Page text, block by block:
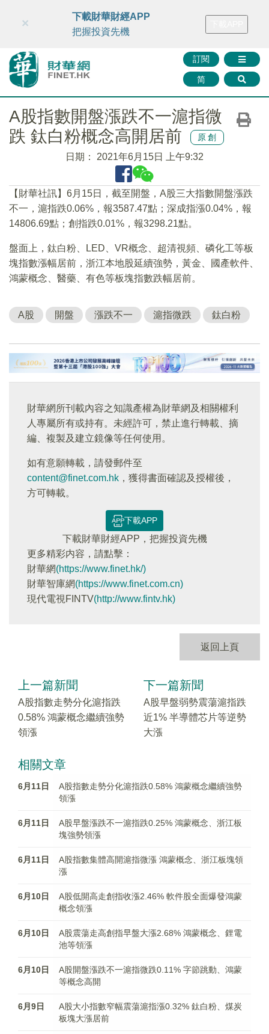
財華智庫網 FINTV FINMETA 財華證券 媒體矩陣
訂閱
简
×
下載財華財經APP
把握投資先機
A股指數開盤漲跌不一滬指微
跌 鈦白粉概念高開居前
原創
日期： 2021年6月15日 上午9:32
【財華社訊】6月15日，截至開盤，A股三大指數開盤漲跌
不一，滬指跌0.06%，報3587.47點；深成指漲0.04%，報
14806.69點；創指跌0.01%，報3298.21點。
盤面上，鈦白粉、LED、VR概念、超清視頻、磷化工等板
塊指數漲幅居前，浙江本地股延續強勢，黃金、國產軟件、
鴻蒙概念、醫藥、有色等板塊指數跌幅居前。
A股 開盤 漲跌不一 滬指微跌 鈦白粉
財華網所刊載內容之知識產權為財華網及相關權利
人專屬所有或持有。未經許可，禁止進行轉載、摘
編、複製及建立鏡像等任何使用。
如有意願轉載，請發郵件至
content@finet.com.hk ，獲得書面確認及授權後，
方可轉載。
下載APP
下載財華財經APP，把握投資先機
更多精彩内容，請點擊：
財華網(https://www.finet.hk/)
財華智庫網(https://www.finet.com.cn)
現代電視FINTV(http://www.fintv.hk)
返回上頁
上一篇新聞
A股指數走勢分化滬指跌
0.58% 鴻蒙概念繼續強勢
領漲
下一篇新聞
A股早盤弱勢震蕩滬指跌
近1% 半導體芯片等逆勢
大漲
相關文章
6月11日
A股指數走勢分化滬指跌0.58% 鴻蒙概念繼續強勢
領漲
6月11日
A股早盤漲跌不一滬指跌0.25% 鴻蒙概念、浙江板
塊強勢領漲
6月11日
A股指數集體高開滬指微漲 鴻蒙概念、浙江板塊領
漲
6月10日
A股低開高走創指收漲2.46% 軟件股全面爆發鴻蒙
概念領漲
6月10日
A股震蕩走高創指早盤大漲2.68% 鴻蒙概念、鋰電
池等領漲
6月10日
A股開盤漲跌不一滬指微跌0.11% 字節跳動、鴻蒙
等概念高開
6月9日
A股大小指數窄幅震蕩滬指漲0.32% 鈦白粉、煤炭
板塊大漲居前